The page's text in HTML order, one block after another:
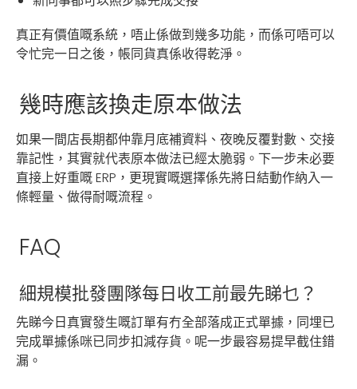
真正有價值嘅系統，唔止係做到幾多功能，而係可唔可以
令忙完一日之後，帳同貨真係收得乾淨。
幾時應該換走原本做法
如果一間店長期都仲靠月底補資料、夜晚反覆對數、交接
靠記性，其實就代表原本做法已經太脆弱。下一步未必要
直接上好重嘅 ERP，更現實嘅選擇係先將日結動作納入一
條輕量、做得耐嘅流程。
FAQ
細規模批發團隊每日收工前最先睇乜？
先睇今日真實發生嘅訂單有冇全部落成正式單據，同埋已
完成單據係咪已同步扣減存貨。呢一步最容易提早截住錯
漏。